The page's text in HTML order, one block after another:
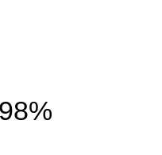
98%